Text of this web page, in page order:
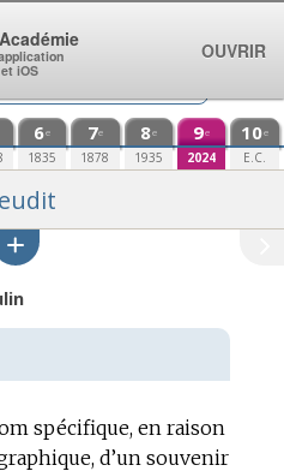
6e
1835
7e
1878
8e
1935
9e
2024
10e
E.C.
spécifique, en raison
d’un souvenir
iOS
OUVRIR